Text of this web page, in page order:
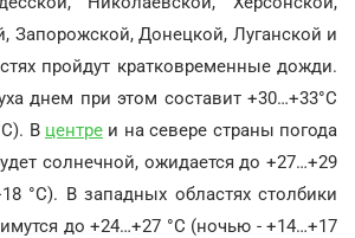
Запорожской, Донецкой, Луганской и
пройдут кратковременные дожди.
днем при этом составит +30…+33°С
В центре и на севере страны погода
солнечной, ожидается до +27…+29
°С). В западных областях столбики
до +24…+27 °С (ночью - +14…+17